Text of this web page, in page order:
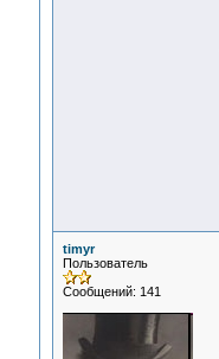
timyr
Пользователь
Сообщений: 141